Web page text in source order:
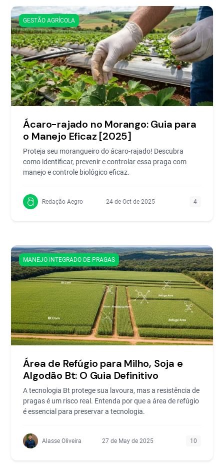
GESTÃO AGRÍCOLA
Ácaro-rajado no Morango: Guia para
o Manejo Eficaz [2025]
Proteja seu morangueiro do ácaro-rajado! Descubra
como identificar, prevenir e controlar essa praga com
manejo e controle biológico eficaz.
Redação Aegro 24 de Oct de 2025 4
MANEJO INTEGRADO DE PRAGAS
Área de Refúgio para Milho, Soja e
Algodão Bt: O Guia Definitivo
A tecnologia Bt protege sua lavoura, mas a resistência de
pragas é um risco real. Entenda por que a área de refúgio
é essencial para preservar a tecnologia.
Alasse Oliveira 27 de May de 2025 10